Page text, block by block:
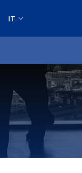
IT